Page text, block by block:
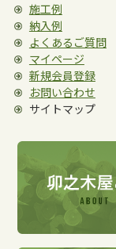
卯之木屋ブログ
ご注文の流れ
返品・交換について
個人情報保護方針
施工例
納入例
よくあるご質問
マイページ
新規会員登録
お問い合わせ
サイトマップ